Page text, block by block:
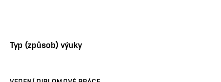
Typ (způsob) výuky